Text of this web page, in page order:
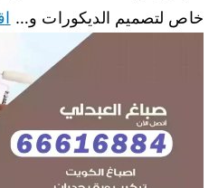
خاص لتصميم الديكورات و…